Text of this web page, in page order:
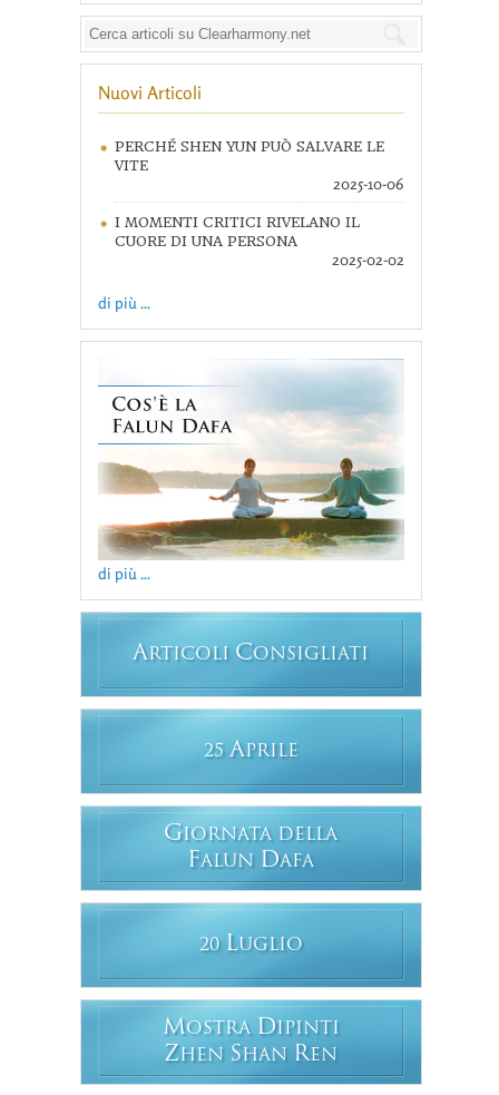
Nuovi Articoli
PERCHÉ SHEN YUN PUÒ SALVARE LE
VITE
2025-10-06
I MOMENTI CRITICI RIVELANO IL
CUORE DI UNA PERSONA
2025-02-02
di più ...
di più ...
ARTICOLI CONSIGLIATI
25 APRILE
GIORNATA DELLA
FALUN DAFA
20 LUGLIO
MOSTRA DIPINTI
ZHEN SHAN REN